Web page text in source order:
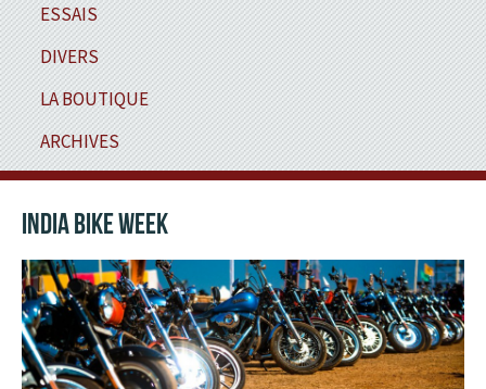
ESSAIS
DIVERS
LA BOUTIQUE
ARCHIVES
INDIA BIKE WEEK